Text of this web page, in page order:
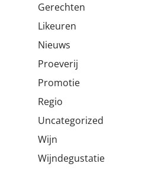
Gerechten
Likeuren
Nieuws
Proeverij
Promotie
Regio
Uncategorized
Wijn
Wijndegustatie